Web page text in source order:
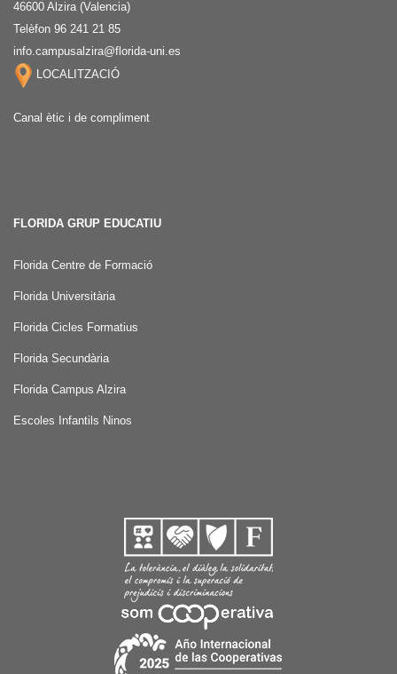
46600 Alzira (Valencia)
Telèfon 96 241 21 85
info.campusalzira@florida-uni.es
LOCALITZACIÓ
Canal ètic i de compliment
FLORIDA GRUP EDUCATIU
Florida Centre de Formació
Florida Universitària
Florida Cicles Formatius
Florida Secundària
Florida Campus Alzira
Escoles Infantils Ninos